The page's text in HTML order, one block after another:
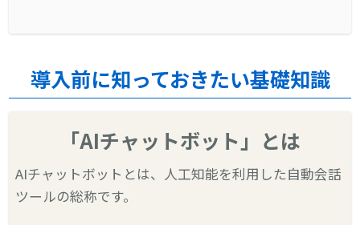
導入前に知っておきたい基礎知識
「AIチャットボット」とは
AIチャットボットとは、人工知能を利用した自動会話
ツールの総称です。